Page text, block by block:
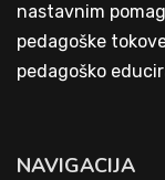
nastavnim
pedagoške
pedagoško
NAVIGACIJA